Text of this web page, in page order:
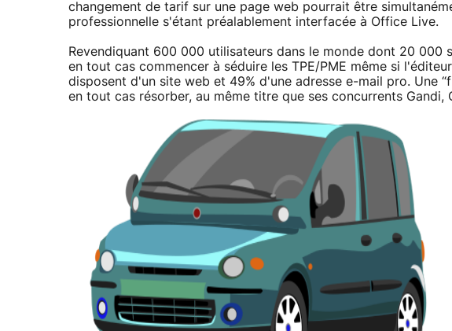
changement de tarif sur une page web pourrait être
professionnelle s'étant préalablement interfacée à Office Live.
Revendiquant 600 000 utilisateurs dans le monde dont 20 000
en tout cas commencer à séduire les TPE/PME même si
disposent d'un site web et 49% d'une adresse e-mail pro. Une
en tout cas résorber, au même titre que ses concurrents Gandi,